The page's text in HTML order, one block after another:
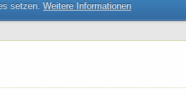
setzen.Weitere Informationen